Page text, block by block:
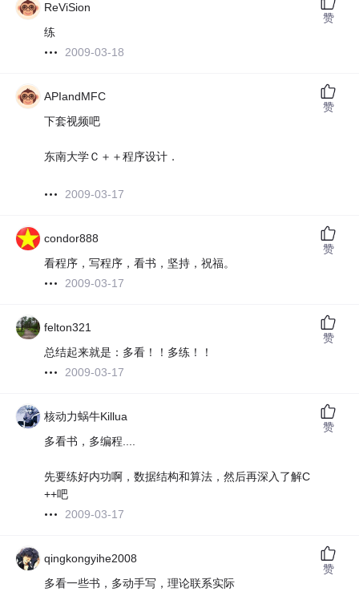
ReViSion
练
2009-03-18
赞
APIandMFC
下套视频吧
东南大学Ｃ＋＋程序设计．
2009-03-17
赞
condor888
看程序，写程序，看书，坚持，祝福。
2009-03-17
赞
felton321
总结起来就是：多看！！多练！！
2009-03-17
赞
核动力蜗牛Killua
多看书，多编程....
先要练好内功啊，数据结构和算法，然后再深入了解C
++吧
2009-03-17
赞
qingkongyihe2008
多看一些书，多动手写，理论联系实际
赞